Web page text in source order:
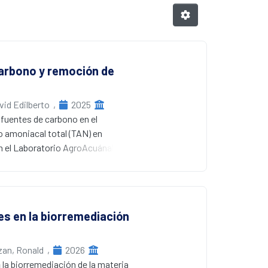
y remoción de
Edilberto ,
2025
de carbono en el
total (TAN) en
Laboratorio AgroAcuánalisis
T1 (melaza + bacterias
(Bacillus subtilis, Lactobacillus
Después de 48 horas se
en el T2, alcanzando 2,25
hubo diferencias significativas
de remoción de TAN mostró
en la biorremediación
Ronald ,
2026
biorremediación de la materia